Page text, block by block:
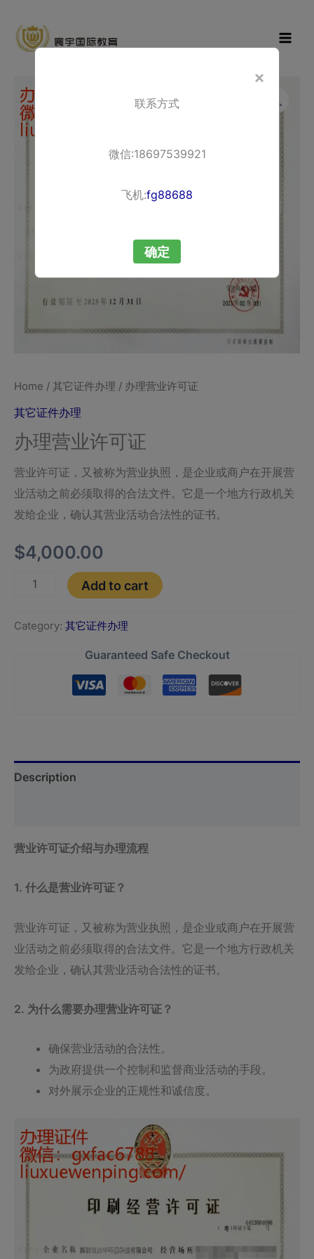
content
育
Home / 其它证件办理 / 办理营业许可证
其它证件办理
办理营业许可证
营业许可证，又被称为营业执照，是企业或商户在开展营
业活动之前必须取得的合法文件。它是一个地方行政机关
发给企业，确认其营业活动合法性的证书。
$4,000.00
理
quantity
Add to cart
Category: 其它证件办理
Guaranteed Safe Checkout
Description
营业许可证介绍与办理流程
1. 什么是营业许可证？
营业许可证，又被称为营业执照，是企业或商户在开展营
业活动之前必须取得的合法文件。它是一个地方行政机关
发给企业，确认其营业活动合法性的证书。
2. 为什么需要办理营业许可证？
确保营业活动的合法性。
为政府提供一个控制和监督商业活动的手段。
对外展示企业的正规性和诚信度。
×
联系方式
微信:18697539921
飞机:fg88688
确定